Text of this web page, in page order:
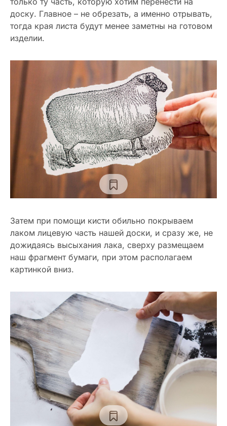
доску. Главное – не обрезать, а именно отрывать,
тогда края листа будут менее заметны на готовом
изделии.
Затем при помощи кисти обильно покрываем
лаком лицевую часть нашей доски, и сразу же, не
дожидаясь высыхания лака, сверху размещаем
наш фрагмент бумаги, при этом располагаем
картинкой вниз.